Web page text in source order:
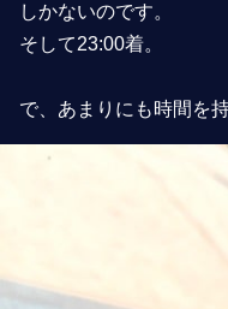
しかないのです。
そして23:00着。
で、あまりにも時間を